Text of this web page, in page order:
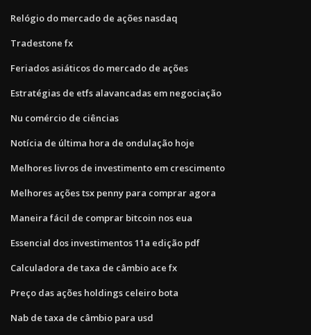
Relógio do mercado de ações nasdaq
Tradestone fx
Feriados asiáticos do mercado de ações
Estratégias de etfs alavancadas em negociação
Nu comércio de ciências
Notícia de última hora de ondulação hoje
Melhores livros de investimento em crescimento
Melhores ações tsx penny para comprar agora
Maneira fácil de comprar bitcoin nos eua
Essencial dos investimentos 11a edição pdf
Calculadora de taxa de câmbio ace fx
Preço das ações holdings celeiro bota
Nab de taxa de câmbio para usd